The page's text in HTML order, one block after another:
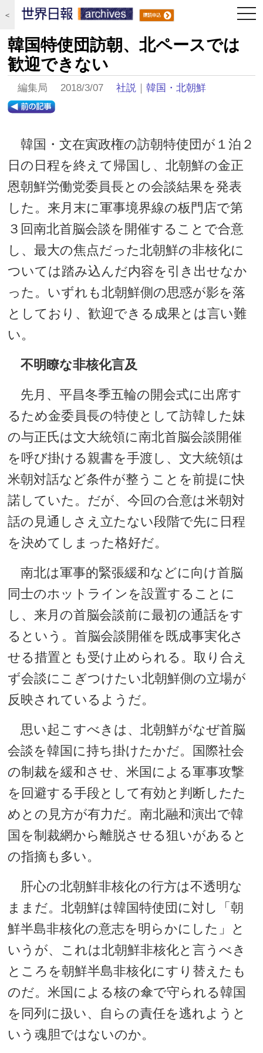
＜
韓国特使団訪朝、北ペースでは
歓迎できない
編集局 2018/3/07社説 ｜韓国・北朝鮮
韓国・文在寅政権の訪朝特使団が１泊２
日の日程を終えて帰国し、北朝鮮の金正
恩朝鮮労働党委員長との会談結果を発表
した。来月末に軍事境界線の板門店で第
３回南北首脳会談を開催することで合意
し、最大の焦点だった北朝鮮の非核化に
ついては踏み込んだ内容を引き出せなか
った。いずれも北朝鮮側の思惑が影を落
としており、歓迎できる成果とは言い難
い。
不明瞭な非核化言及
先月、平昌冬季五輪の開会式に出席す
るため金委員長の特使として訪韓した妹
の与正氏は文大統領に南北首脳会談開催
を呼び掛ける親書を手渡し、文大統領は
米朝対話など条件が整うことを前提に快
諾していた。だが、今回の合意は米朝対
話の見通しさえ立たない段階で先に日程
を決めてしまった格好だ。
南北は軍事的緊張緩和などに向け首脳
同士のホットラインを設置することに
し、来月の首脳会談前に最初の通話をす
るという。首脳会談開催を既成事実化さ
せる措置とも受け止められる。取り合え
ず会談にこぎつけたい北朝鮮側の立場が
反映されているようだ。
思い起こすべきは、北朝鮮がなぜ首脳
会談を韓国に持ち掛けたかだ。国際社会
の制裁を緩和させ、米国による軍事攻撃
を回避する手段として有効と判断したた
めとの見方が有力だ。南北融和演出で韓
国を制裁網から離脱させる狙いがあると
の指摘も多い。
肝心の北朝鮮非核化の行方は不透明な
ままだ。北朝鮮は韓国特使団に対し「朝
鮮半島非核化の意志を明らかにした」と
いうが、これは北朝鮮非核化と言うべき
ところを朝鮮半島非核化にすり替えたも
のだ。米国による核の傘で守られる韓国
を同列に扱い、自らの責任を逃れようと
いう魂胆ではないのか。